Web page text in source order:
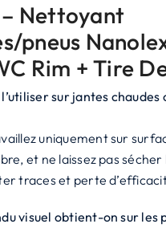
– Nettoyant
pneus
Rim + Tire
sur jantes chaudes
uniquement sur
et ne laissez pas
traces et perte
visuel obtient-on sur les